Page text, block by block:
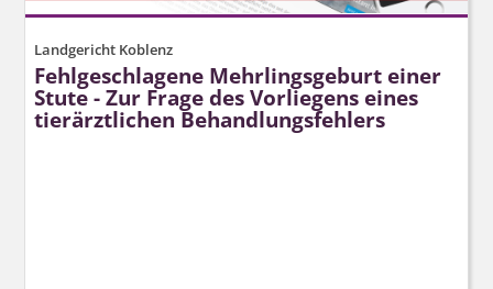
Landgericht Koblenz
Fehlgeschlagene Mehrlingsgeburt einer
Stute - Zur Frage des Vorliegens eines
tierärztlichen Behandlungsfehlers